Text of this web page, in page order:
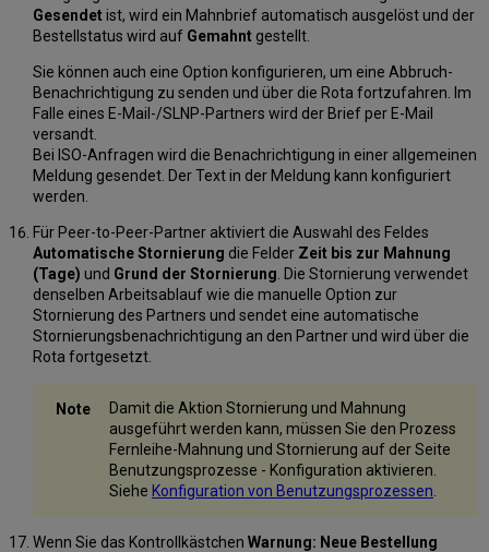
Gesendetist, wird ein Mahnbrief automatisch ausgelöst und der
Bestellstatus wird auf Gemahntgestellt.
Sie können auch eine Option konfigurieren, um eine Abbruch-
Benachrichtigung zu senden und über die Rota fortzufahren. Im
Falle eines E-Mail-/SLNP-Partners wird der Brief per E-Mail
versandt.
Bei ISO-Anfragen wird die Benachrichtigung in einer allgemeinen
Meldung gesendet. Der Text in der Meldung kann konfiguriert
werden.
Für Peer-to-Peer-Partner aktiviert die Auswahl des Feldes
Automatische Stornierung die Felder Zeit bis zur Mahnung
(Tage) und Grund der Stornierung . Die Stornierung verwendet
denselben Arbeitsablauf wie die manuelle Option zur
Stornierung des Partners und sendet eine automatische
Stornierungsbenachrichtigung an den Partner und wird über die
Rota fortgesetzt.
Damit die Aktion Stornierung und Mahnung
ausgeführt werden kann, müssen Sie den Prozess
Fernleihe-Mahnung und Stornierung auf der Seite
Benutzungsprozesse - Konfiguration aktivieren.
Siehe Konfiguration von Benutzungsprozessen
Wenn Sie das Kontrollkästchen Warnung: Neue Bestellung